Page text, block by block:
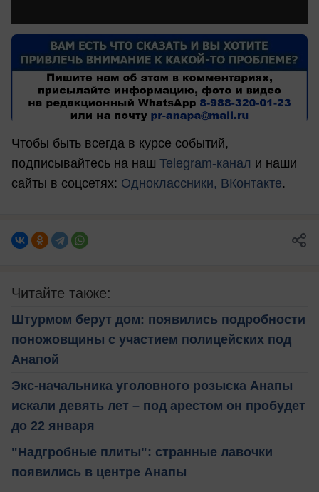
Чтобы быть всегда в курсе событий,
подписывайтесь на наш Telegram-канал и наши
сайты в соцсетях: Одноклассники, ВКонтакте.
Читайте также:
Штурмом берут дом: появились подробности
поножовщины с участием полицейских под
Анапой
Экс-начальника уголовного розыска Анапы
искали девять лет – под арестом он пробудет
до 22 января
"Надгробные плиты": странные лавочки
появились в центре Анапы